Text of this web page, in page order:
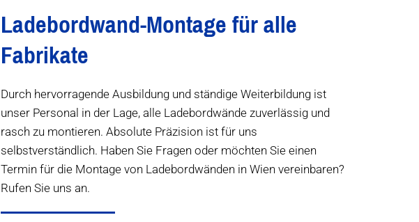
Ladebordwand-Montage für alle
Fabrikate
Durch hervorragende Ausbildung und ständige Weiterbildung ist
unser Personal in der Lage, alle Ladebordwände zuverlässig und
rasch zu montieren. Absolute Präzision ist für uns
selbstverständlich. Haben Sie Fragen oder möchten Sie einen
Termin für die Montage von Ladebordwänden in Wien vereinbaren?
Rufen Sie uns an.